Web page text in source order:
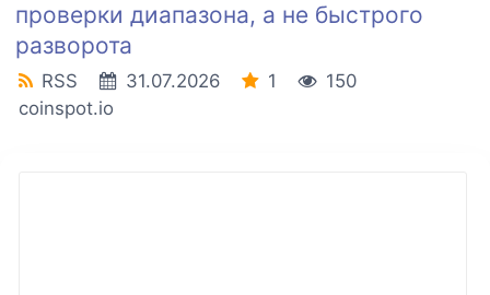
проверки диапазона, а не быстрого
разворота
RSS 31.07.2026 1
150
coinspot.io